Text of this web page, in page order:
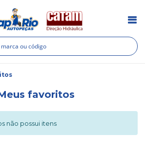
favoritos
não possui itens